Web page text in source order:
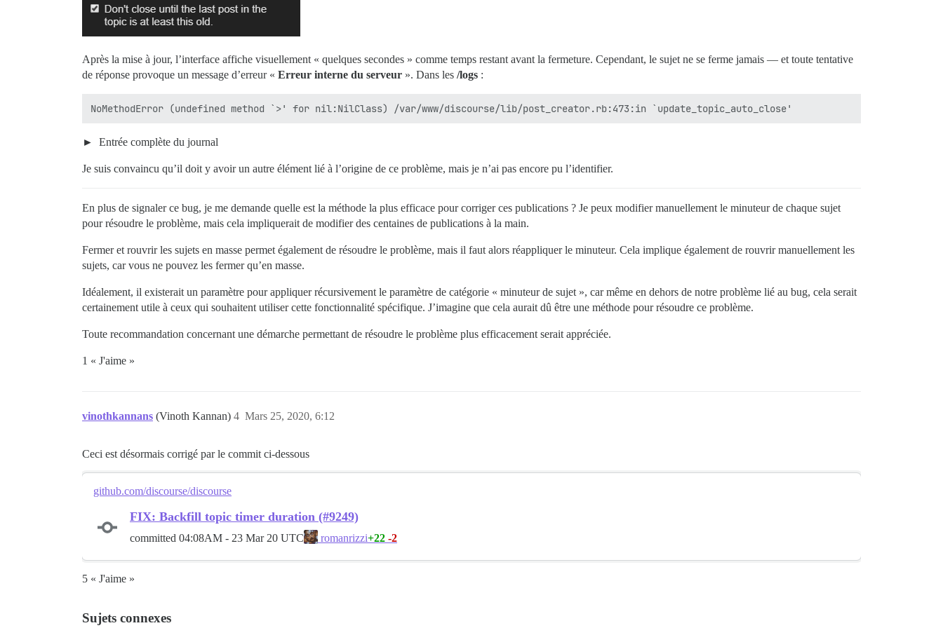
Après la mise à jour, l’interface affiche visuellement « quelques secondes » comme temps restant avant la fermeture. Cependant, le sujet ne se ferme jamais — et toute tentative
de réponse provoque un message d’erreur « Erreur interne du serveur ». Dans les /logs :
Entrée complète du journal
Je suis convaincu qu’il doit y avoir un autre élément lié à l’origine de ce problème, mais je n’ai pas encore pu l’identifier.
En plus de signaler ce bug, je me demande quelle est la méthode la plus efficace pour corriger ces publications ? Je peux modifier manuellement le minuteur de chaque sujet
pour résoudre le problème, mais cela impliquerait de modifier des centaines de publications à la main.
Fermer et rouvrir les sujets en masse permet également de résoudre le problème, mais il faut alors réappliquer le minuteur. Cela implique également de rouvrir manuellement les
sujets, car vous ne pouvez les fermer qu’en masse.
Idéalement, il existerait un paramètre pour appliquer récursivement le paramètre de catégorie « minuteur de sujet », car même en dehors de notre problème lié au bug, cela serait
certainement utile à ceux qui souhaitent utiliser cette fonctionnalité spécifique. J’imagine que cela aurait dû être une méthode pour résoudre ce problème.
Toute recommandation concernant une démarche permettant de résoudre le problème plus efficacement serait appréciée.
1 « J'aime »
vinothkannans (Vinoth Kannan) Mars 25, 2020, 6:12
4
Ceci est désormais corrigé par le commit ci-dessous
github.com/discourse/discourse
FIX: Backfill topic timer duration (#9249)
committed 04:08AM - 23 Mar 20 UTC romanrizzi+22 -2
5 « J'aime »
Sujets connexes